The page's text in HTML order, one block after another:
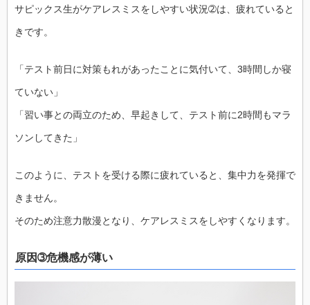
サピックス生がケアレスミスをしやすい状況➁は、疲れていると
きです。
「テスト前日に対策もれがあったことに気付いて、3時間しか寝
ていない」
「習い事との両立のため、早起きして、テスト前に2時間もマラ
ソンしてきた」
このように、テストを受ける際に疲れていると、集中力を発揮で
きません。
そのため注意力散漫となり、ケアレスミスをしやすくなります。
原因➂危機感が薄い